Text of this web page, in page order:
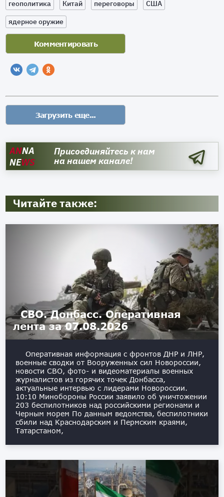
геополитика Китай переговоры
США
ядерное оружие
ANNA
NEWS
Присоединяйтесь к нам
на нашем канале!
Читайте также:
СВО. Донбасс. Оперативная
лента за 07.08.2026
Оперативная информация с фронтов ДНР и ЛНР,
военные сводки от Вооруженных сил Новороссии,
новости СВО, фото- и видеоматериалы военных
журналистов из горячих точек Донбасса,
актуальные интервью с лидерами Новороссии.
10:10 Минобороны России заявило об уничтожении
203 беспилотников над российскими регионами и
Черным морем По данным ведомства, беспилотники
сбили над Краснодарским и Пермским краями,
Татарстаном,